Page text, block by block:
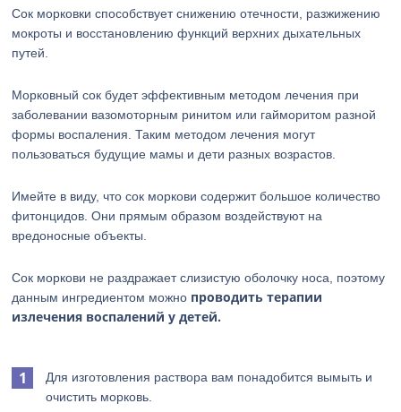
Сок морковки способствует снижению отечности, разжижению
мокроты и восстановлению функций верхних дыхательных
путей.
Морковный сок будет эффективным методом лечения при
заболевании вазомоторным ринитом или гайморитом разной
формы воспаления. Таким методом лечения могут
пользоваться будущие мамы и дети разных возрастов.
Имейте в виду, что сок моркови содержит большое количество
фитонцидов. Они прямым образом воздействуют на
вредоносные объекты.
Сок моркови не раздражает слизистую оболочку носа, поэтому
данным ингредиентом можно проводить терапии
излечения воспалений у детей.
Для изготовления раствора вам понадобится вымыть и
очистить морковь.